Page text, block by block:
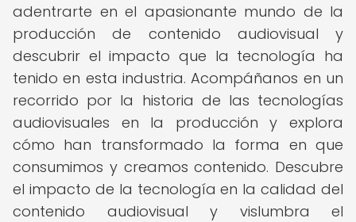
adentrarte en el apasionante mundo de la
producción de contenido audiovisual y
descubrir el impacto que la tecnología ha
tenido en esta industria. Acompáñanos en un
recorrido por la historia de las tecnologías
audiovisuales en la producción y explora
cómo han transformado la forma en que
consumimos y creamos contenido. Descubre
el impacto de la tecnología en la calidad del
contenido audiovisual y vislumbra el